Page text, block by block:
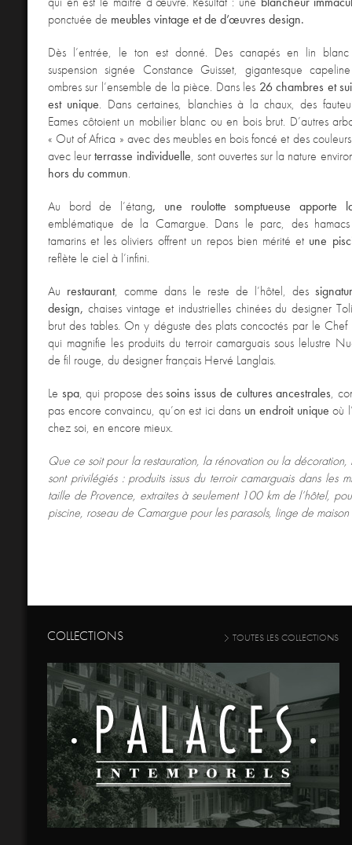
ponctuée de meubles vintage et de d’œuvres design.
Dès l’entrée, le ton est donné. Des canapés en lin
suspension signée Constance Guisset, gigantesque
ombres sur l’ensemble de la pièce. Dans les 26 chambres et
est unique. Dans certaines, blanchies à la chaux, des
Eames côtoient un mobilier blanc ou en bois brut. D’autres
« Out of Africa » avec des meubles en bois foncé et des couleurs
avec leurterrasse individuelle, sont ouvertes sur la nature
hors du commun.
Au bord de l’étang, une roulotte somptueuse apporte
emblématique de la Camargue. Dans le parc, des
tamarins et les oliviers offrent un repos bien mérité et une
reflète le ciel à l’infini.
Au restaurant, comme dans le reste de l’hôtel, des
design, chaises vintage et industrielles chinées du designer
brut des tables. On y déguste des plats concoctés par le Chef
qui magnifie les produits du terroir camarguais sous lelustre
de fil rouge, du designer français Hervé Langlais.
Le spa, qui propose dessoins issus de cultures ancestrales,
pas encore convaincu, qu’on est ici dans un endroit unique où
chez soi, en encore mieux.
Que ce soit pour la restauration, la rénovation ou la décoration,
sont privilégiés : produits issus du terroir camarguais dans les
taille de Provence, extraites à seulement 100 km de l’hôtel,
piscine, roseau de Camargue pour les parasols, linge de maison
COLLECTIONS TOUTES LES COLLECTIONS